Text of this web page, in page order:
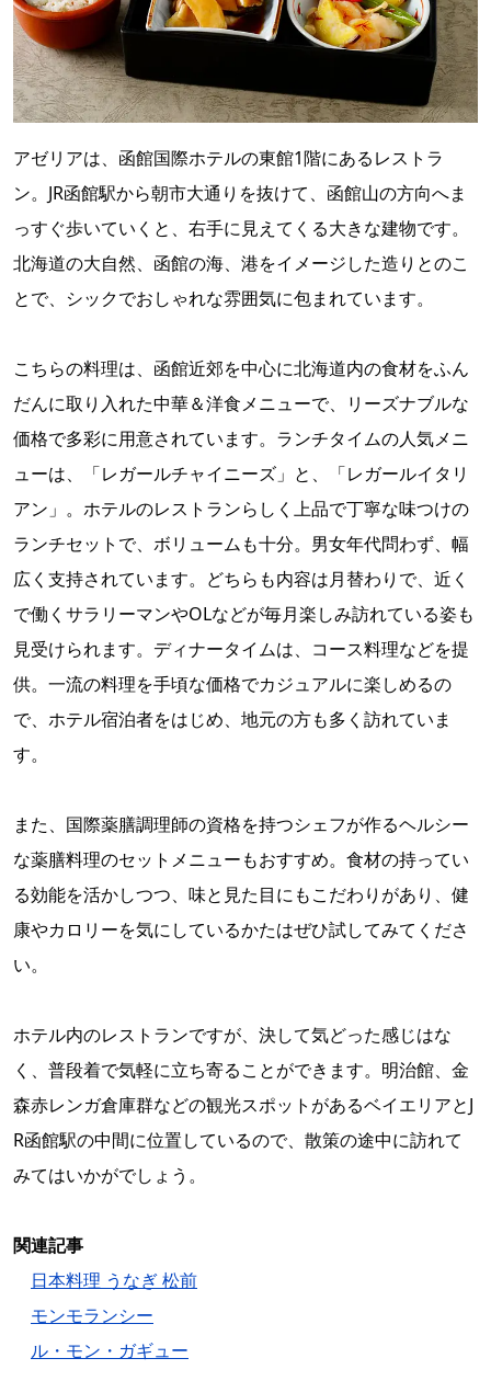
アゼリアは、函館国際ホテルの東館1階にあるレストラ
ン。JR函館駅から朝市大通りを抜けて、函館山の方向へま
っすぐ歩いていくと、右手に見えてくる大きな建物です。
北海道の大自然、函館の海、港をイメージした造りとのこ
とで、シックでおしゃれな雰囲気に包まれています。
こちらの料理は、函館近郊を中心に北海道内の食材をふん
だんに取り入れた中華＆洋食メニューで、リーズナブルな
価格で多彩に用意されています。ランチタイムの人気メニ
ューは、「レガールチャイニーズ」と、「レガールイタリ
アン」。ホテルのレストランらしく上品で丁寧な味つけの
ランチセットで、ボリュームも十分。男女年代問わず、幅
広く支持されています。どちらも内容は月替わりで、近く
で働くサラリーマンやOLなどが毎月楽しみ訪れている姿も
見受けられます。ディナータイムは、コース料理などを提
供。一流の料理を手頃な価格でカジュアルに楽しめるの
で、ホテル宿泊者をはじめ、地元の方も多く訪れていま
す。
また、国際薬膳調理師の資格を持つシェフが作るヘルシー
な薬膳料理のセットメニューもおすすめ。食材の持ってい
る効能を活かしつつ、味と見た目にもこだわりがあり、健
康やカロリーを気にしているかたはぜひ試してみてくださ
い。
ホテル内のレストランですが、決して気どった感じはな
く、普段着で気軽に立ち寄ることができます。明治館、金
森赤レンガ倉庫群などの観光スポットがあるベイエリアとJ
R函館駅の中間に位置しているので、散策の途中に訪れて
みてはいかがでしょう。
関連記事
日本料理 うなぎ 松前
モンモランシー
ル・モン・ガギュー